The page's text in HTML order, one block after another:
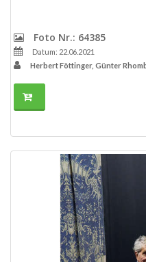
Foto Nr.: 64385
Datum: 22.06.2021
Herbert Föttinger, Günter